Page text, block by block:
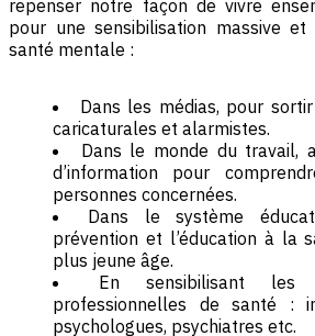
repenser notre façon de vivre
pour une sensibilisation massive
santé mentale :
Dans les médias, pour
caricaturales et alarmistes.
Dans le monde du travail,
d’information pour
personnes concernées.
Dans le système
prévention et l’éducation à la
plus jeune âge.
En sensibilisant les
professionnelles de santé :
psychologues, psychiatres etc.